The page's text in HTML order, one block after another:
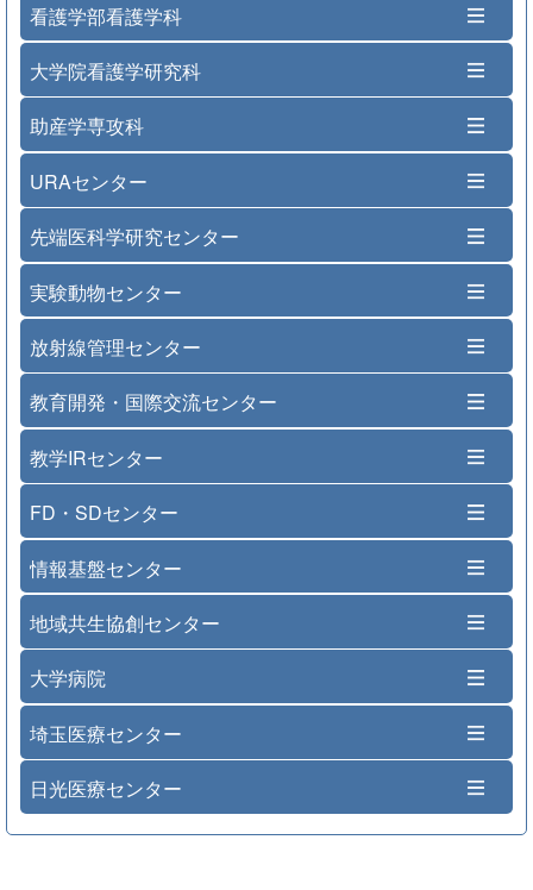
看護学部看護学科
大学院看護学研究科
助産学専攻科
URAセンター
先端医科学研究センター
実験動物センター
放射線管理センター
教育開発・国際交流センター
教学IRセンター
FD・SDセンター
情報基盤センター
地域共生協創センター
大学病院
埼玉医療センター
日光医療センター